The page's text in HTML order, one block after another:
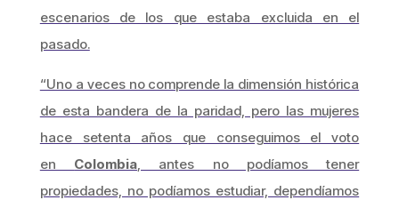
escenarios de los que estaba excluida en el
pasado.
“Uno a veces no comprende la dimensión histórica
de esta bandera de la paridad, pero las mujeres
hace setenta años que conseguimos el voto
en Colombia , antes no podíamos tener
propiedades, no podíamos estudiar, dependíamos